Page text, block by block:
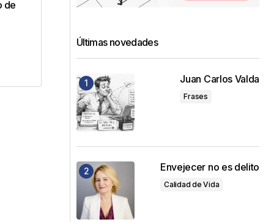
de
Últimas novedades
Juan Carlos Valda
Frases
Envejecer no es delito
Calidad de Vida